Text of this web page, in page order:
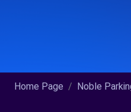
Home Page Noble